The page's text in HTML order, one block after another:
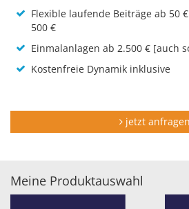
Flexible laufende Beiträge ab 50
500 €
Einmalanlagen ab 2.500 € [auch
Kostenfreie Dynamik inklusive
jetzt anfragen
Meine Produktauswahl